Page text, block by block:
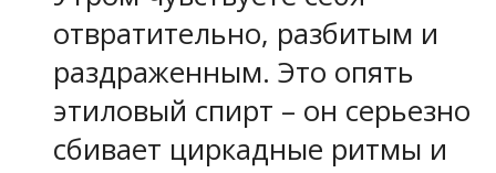
отвратительно, разбитым и
раздраженным. Это опять
этиловый спирт – он серьезно
сбивает циркадные ритмы и